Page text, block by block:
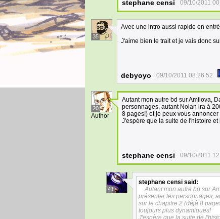
stephane censi 09/10/2011
35
Avec une intro aussi rapide en
J'aime bien le trait et je vais donc
debyoyo 09/10/2011 08:26:52
20
Author
Autant mon autre bd sur Amilova,
personnages, autant Nolan ira à
8 pages!) et je peux vous
J'espère que la suite de l'histoire
stephane censi 09/10/2011
41
stephane censi said:
Autant mon autre bd sur
présenter les personnages,
sur le chapitre 2 (déjà 8
toujours plus dynamiques!
J'espère que la suite de